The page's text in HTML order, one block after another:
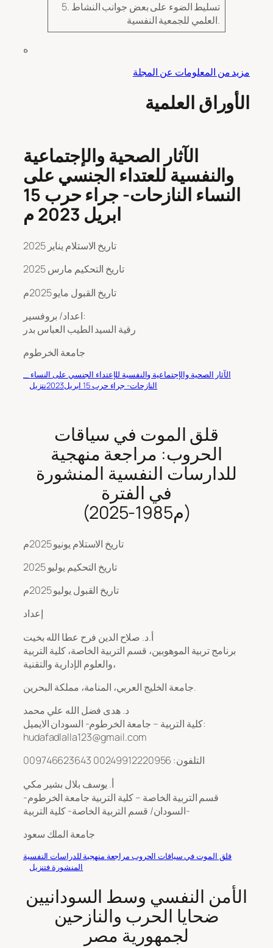
5. تسليط الضوء على بعض جوانب النشاط
العلمي للجمعية النفسية.
ه
مزيد من المعلومات عن المجلة
الأوراق العلمية
الآثار الصحية والإجتماعية
والنفسية للعتداء الجنسي على
النساء النازحات- جراء حرب 15
ابريل 2023 م
تاريخ الاستلام يناير 2025
تاريخ التحكيم مارس 2025
تاريخ القبول مايو 2025م
اعداد/ بروفسير:
رقية السيد الطيب العباس بدر
جامعة الخرطوم
النازحات- جراء حرب 15 ابريل2023
نتزيل
قلق الموت في سياقات
الحروب: مراجعة منهجية
للدارسات النفسية المنشورة
في الفترة
(2025-1985م)
تاريخ الاستلام يونيو 2025م
تاريخ التحكيم يوليو 2025
تاريخ القبول يوليو 2025م
إعداد
أ.د. صلاح الدين فرح عطا الله بخيت
برنامج تربية الموهوبين، قسم التربية الخاصة، كلية التربية
والعلوم الإدارية والتقنية،
جامعة الخليج العربي، المنامة، مملكة البحرين.
د. هدى فضل الله علي محمد
كلية التربية – جامعة الخرطوم- السودان الايميل:
hudafadlalla123@gmail.com
التلفون: 00249912220956 009746623643
أ. يوسف بلال بشير مكي
قسم التربية الخاصة – كلية التربية جامعة الخرطوم-
السودان/ قسم التربية الخاصة- كلية التربية-
جامعة الملك سعود
قلق الموت في سياقات الحروب مراجعة منهجية للدراسات النفسية
المنشورة فتنزيل
الأمن النفسي وسط السودانيين
ضحايا الحرب والنازحين
لجمهورية مصر